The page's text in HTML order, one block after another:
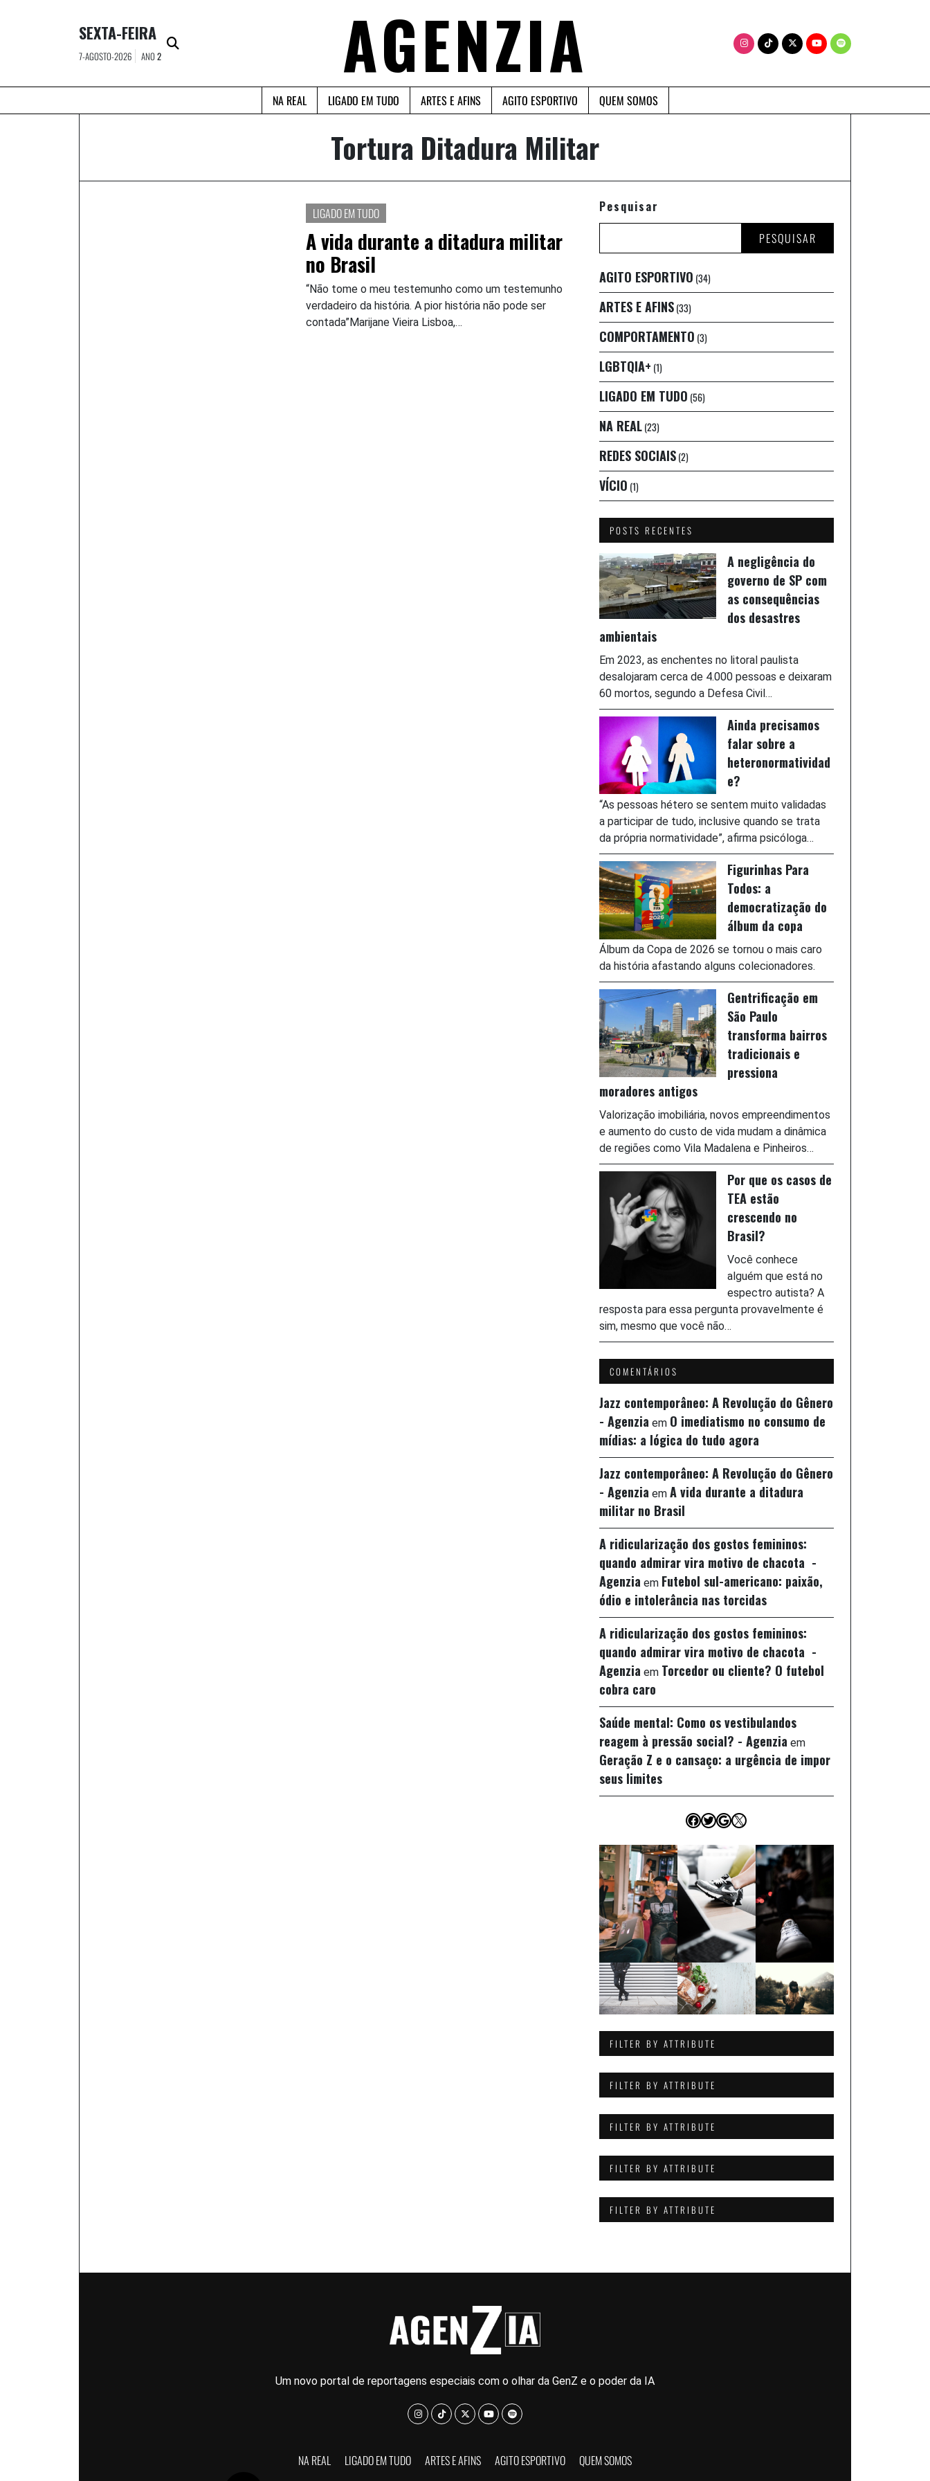
SEXTA-FEIRA
7-AGOSTO-2026 ANO2 AGENZIA
NA REAL LIGADO EM TUDO ARTES E AFINS AGITO ESPORTIVO QUEM SOMOS
Tortura Ditadura Militar
LIGADO EM TUDO
A vida durante a ditadura militar
no Brasil
“Não tome o meu testemunho como um testemunho
verdadeiro da história. A pior história não pode ser
contada”Marijane Vieira Lisboa,…
Pesquisar
PESQUISAR
AGITO ESPORTIVO (34)
ARTES E AFINS(33)
COMPORTAMENTO (3)
LGBTQIA+ (1)
LIGADO EM TUDO (56)
NA REAL(23)
REDES SOCIAIS(2)
VÍCIO (1)
POSTS RECENTES
A negligência do
governo de SP com
as consequências
dos desastres
ambientais
Em 2023, as enchentes no litoral paulista
desalojaram cerca de 4.000 pessoas e deixaram
60 mortos, segundo a Defesa Civil…
Ainda precisamos
falar sobre a
heteronormatividad
e?
“As pessoas hétero se sentem muito validadas
a participar de tudo, inclusive quando se trata
da própria normatividade”, afirma psicóloga…
Figurinhas Para
Todos: a
democratização do
álbum da copa
Álbum da Copa de 2026 se tornou o mais caro
da história afastando alguns colecionadores.
Gentrificação em
São Paulo
transforma bairros
tradicionais e
pressiona
moradores antigos
Valorização imobiliária, novos empreendimentos
e aumento do custo de vida mudam a dinâmica
de regiões como Vila Madalena e Pinheiros…
Por que os casos de
TEA estão
crescendo no
Brasil?
Você conhece
alguém que está no
espectro autista? A
resposta para essa pergunta provavelmente é
sim, mesmo que você não…
COMENTÁRIOS
Jazz contemporâneo: A Revolução do Gênero
- Agenzia em O imediatismo no consumo de
mídias: a lógica do tudo agora
Jazz contemporâneo: A Revolução do Gênero
- Agenzia em A vida durante a ditadura
militar no Brasil
A ridicularização dos gostos femininos:
quando admirar vira motivo de chacota -
Agenzia em Futebol sul-americano: paixão,
ódio e intolerância nas torcidas
A ridicularização dos gostos femininos:
quando admirar vira motivo de chacota -
Agenzia em Torcedor ou cliente? O futebol
cobra caro
Saúde mental: Como os vestibulandos
reagem à pressão social? - Agenzia em
Geração Z e o cansaço: a urgência de impor
seus limites
Facebook
Twitter
Google
X
FILTER BY ATTRIBUTE
FILTER BY ATTRIBUTE
FILTER BY ATTRIBUTE
FILTER BY ATTRIBUTE
FILTER BY ATTRIBUTE
Um novo portal de reportagens especiais com o olhar da GenZ e o poder da IA
NA REAL LIGADO EM TUDO ARTES E AFINS AGITO ESPORTIVO QUEM SOMOS